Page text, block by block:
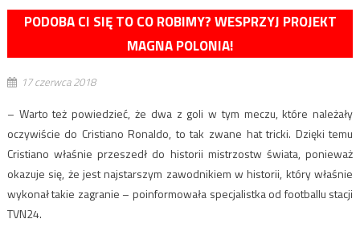
PODOBA CI SIĘ TO CO ROBIMY? WESPRZYJ PROJEKT
MAGNA POLONIA!
17 czerwca 2018
– Warto też powiedzieć, że dwa z goli w tym meczu, które należały
oczywiście do Cristiano Ronaldo, to tak zwane hat tricki. Dzięki temu
Cristiano właśnie przeszedł do historii mistrzostw świata, ponieważ
okazuje się, że jest najstarszym zawodnikiem w historii, który właśnie
wykonał takie zagranie – poinformowała specjalistka od footballu stacji
TVN24.